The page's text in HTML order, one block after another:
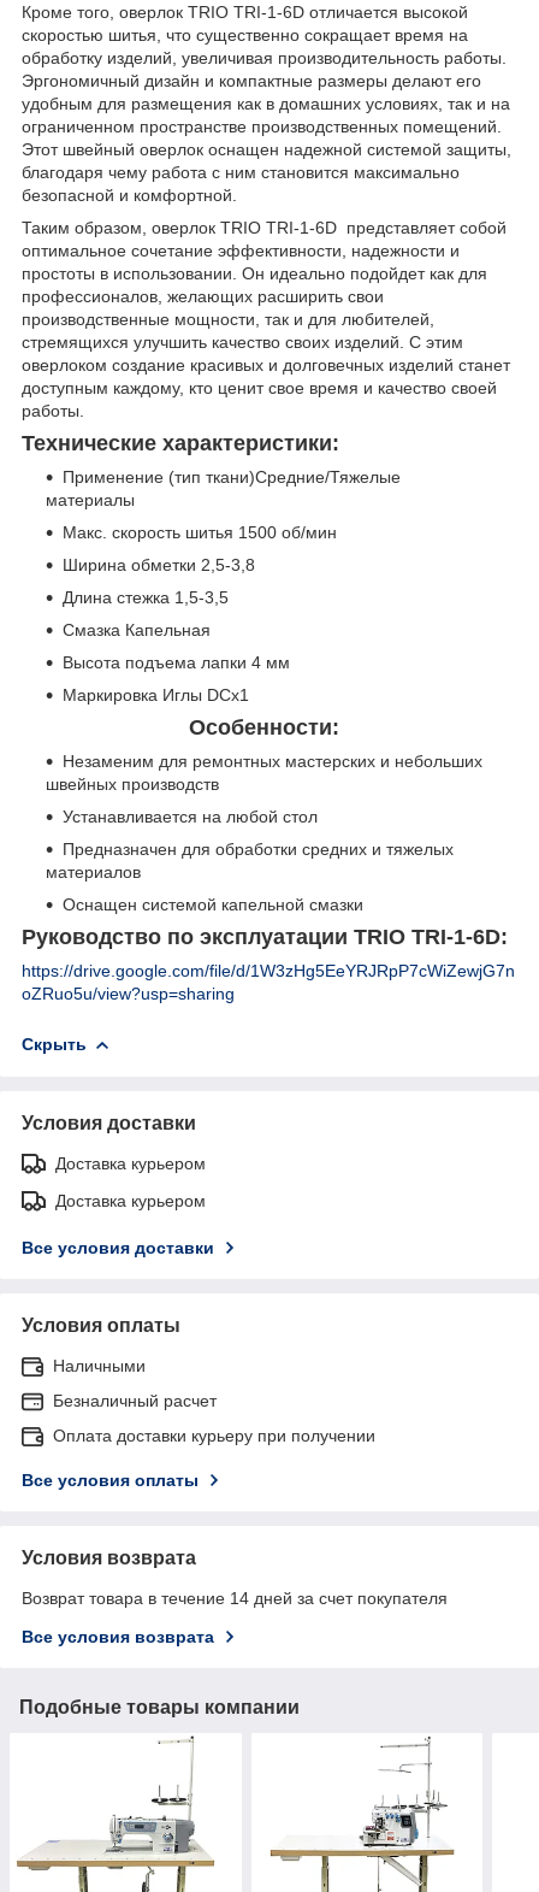
Кроме того, оверлок TRIO TRI-1-6D отличается высокой
скоростью шитья, что существенно сокращает время на
обработку изделий, увеличивая производительность работы.
Эргономичный дизайн и компактные размеры делают его
удобным для размещения как в домашних условиях, так и на
ограниченном пространстве производственных помещений.
Этот швейный оверлок оснащен надежной системой защиты,
благодаря чему работа с ним становится максимально
безопасной и комфортной.
Таким образом, оверлок TRIO TRI-1-6D представляет собой
оптимальное сочетание эффективности, надежности и
простоты в использовании. Он идеально подойдет как для
профессионалов, желающих расширить свои
производственные мощности, так и для любителей,
стремящихся улучшить качество своих изделий. С этим
оверлоком создание красивых и долговечных изделий станет
доступным каждому, кто ценит свое время и качество своей
работы.
Технические характеристики:
Применение (тип ткани)Средние/Тяжелые
материалы
Макс. скорость шитья 1500 об/мин
Ширина обметки 2,5-3,8
Длина стежка 1,5-3,5
Смазка Капельная
Высота подъема лапки 4 мм
Маркировка Иглы DCx1
Особенности:
Незаменим для ремонтных мастерских и небольших
швейных производств
Устанавливается на любой стол
Предназначен для обработки средних и тяжелых
материалов
Оснащен системой капельной смазки
Руководство по эксплуатации TRIO TRI-1-6D:
https://drive.google.com/file/d/1W3zHg5EeYRJRpP7cWiZewjG7n
oZRuo5u/view?usp=sharing
Скрыть
Условия доставки
Доставка курьером
Доставка курьером
Все условия доставки
Условия оплаты
Наличными
Безналичный расчет
Оплата доставки курьеру при получении
Все условия оплаты
Условия возврата
Возврат товара в течение 14 дней за счет покупателя
Все условия возврата
Подобные товары компании